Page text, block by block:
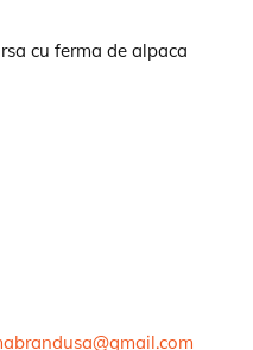
cu ferma de alpaca